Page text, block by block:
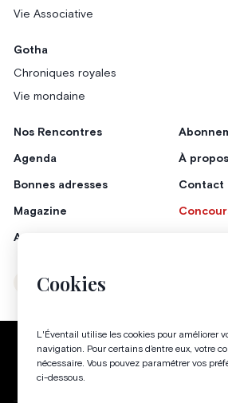
Cookies
L'Éventail utilise les cookies pour améliorer
navigation. Pour certains d’entre eux, votre
nécessaire. Vous pouvez paramétrer vos
ci-dessous.
Vie Associative
Gotha
Chroniques royales
Vie mondaine
Nos Rencontres
Agenda
Bonnes adresses
Magazine
Annonceurs
À propos
Contact
Instagram
Politique de confidentialité
Gestion des cookies